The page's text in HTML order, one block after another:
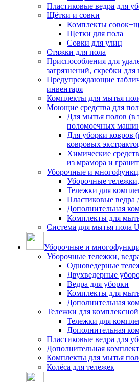
Пластиковые ведра для
Щётки и совки
Комплекты
Щетки для пола
Совки для улиц
Стяжки для пола
Приспособления для
загрязнений, скребки для
Предупреждающие
инвентаря
Комплекты для мытья
Моющие средства для
Для мытья полов (в
поломоечных
Для уборки ковров
ковровых
Химические
из мрамора и
Уборочные и
Уборочные
Тележки для
Пластиковые ведра
Дополнительная
Комплекты для
Система для мытья пола
Уборочные и
Уборочные тележки,
Одноведерные
Двухведерные
Ведра для уборки
Комплекты для
Дополнительная
Тележки для
Тележки для
Дополнительная
Пластиковые ведра для
Дополнительная
Комплекты для мытья
Колёса для тележек